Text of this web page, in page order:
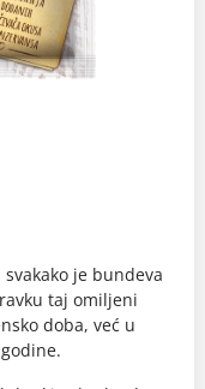
je bundeva
taj omiljeni
doba, već u